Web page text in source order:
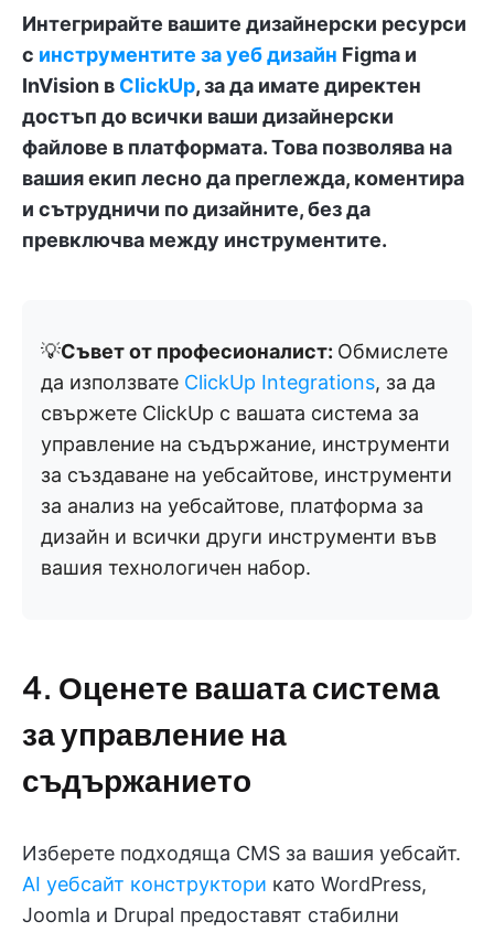
Интегрирайте вашите дизайнерски ресурси
с инструментите за уеб дизайн Figma и
InVision в ClickUp, за да имате директен
достъп до всички ваши дизайнерски
файлове в платформата. Това позволява на
вашия екип лесно да преглежда, коментира
и сътрудничи по дизайните, без да
превключва между инструментите.
💡Съвет от професионалист: Обмислете
да използвате ClickUp Integrations, за да
свържете ClickUp с вашата система за
управление на съдържание, инструменти
за създаване на уебсайтове, инструменти
за анализ на уебсайтове, платформа за
дизайн и всички други инструменти във
вашия технологичен набор.
4. Оценете вашата система
за управление на
съдържанието
Изберете подходяща CMS за вашия уебсайт.
AI уебсайт конструктори като WordPress,
Joomla и Drupal предоставят стабилни